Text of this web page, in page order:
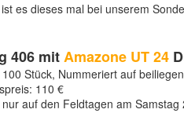
es dieses mal bei unserem
406 mitAmazone UT 24
Stück, Nummeriert auf
110 €
auf den Feldtagen am